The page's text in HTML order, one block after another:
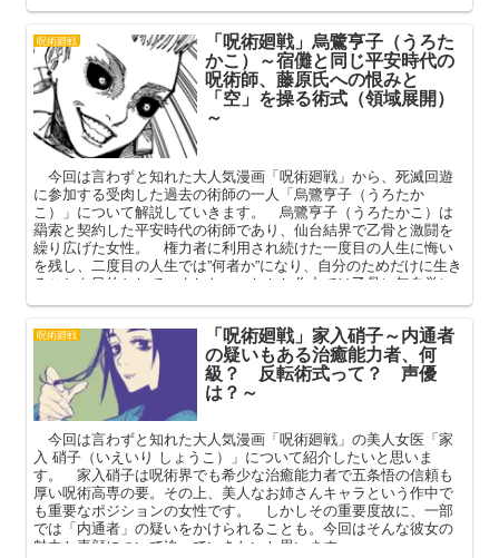
を中心に語っていこうと思います。
呪術廻戦 「呪術廻戦」烏鷺亨子（うろた
かこ）～宿儺と同じ平安時代の
呪術師、藤原氏への恨みと
「空」を操る術式（領域展開）
～
今回は言わずと知れた大人気漫画「呪術廻戦」から、死滅回遊
に参加する受肉した過去の術師の一人「烏鷺亨子（うろたか
こ）」について解説していきます。 烏鷺亨子（うろたかこ）は
羂索と契約した平安時代の術師であり、仙台結界で乙骨と激闘を
繰り広げた女性。 権力者に利用され続けた一度目の人生に悔い
を残し、二度目の人生では”何者か”になり、自分のためだけに生き
ることを目的としていました。 しかし作中では乙骨に無自覚に
煽られまくり…… 本記事ではそんな彼女のプロフィールと過
す。
呪術廻戦 「呪術廻戦」家入硝子～内通者
の疑いもある治癒能力者、何
級？ 反転術式って？ 声優
は？～
今回は言わずと知れた大人気漫画「呪術廻戦」の美人女医「家
入 硝子（いえいり しょうこ）」について紹介したいと思いま
す。 家入硝子は呪術界でも希少な治癒能力者で五条悟の信頼も
厚い呪術高専の要。その上、美人なお姉さんキャラという作中で
も重要なポジションの女性です。 しかしその重要度故に、一部
では「内通者」の疑いをかけられることも。今回はそんな彼女の
魅力と素顔について迫っていきたいと思います。